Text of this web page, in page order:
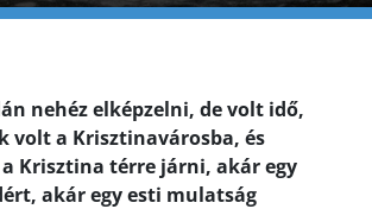
nehéz elképzelni, de volt idő,
volt a Krisztinavárosba, és
Krisztina térre járni, akár egy
akár egy esti mulatság